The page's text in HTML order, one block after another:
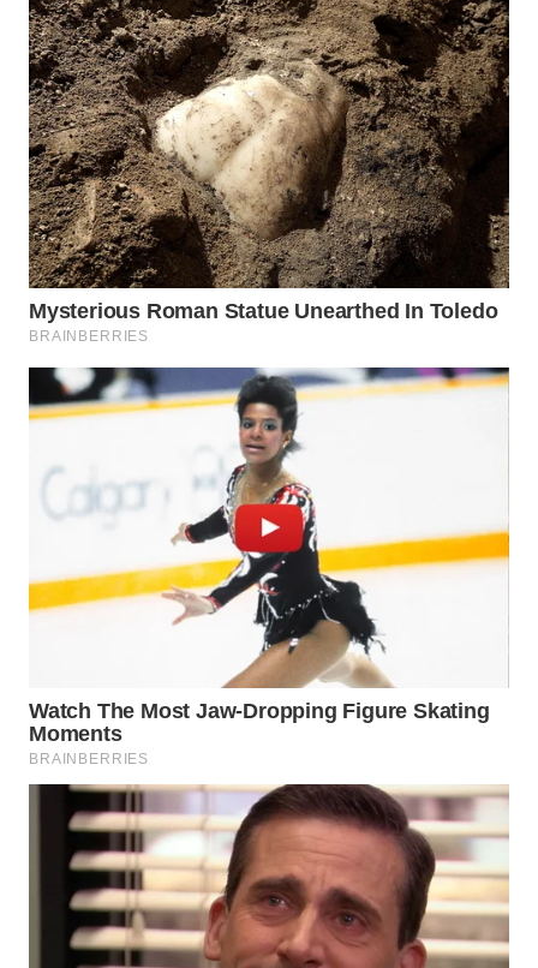
WAHANA
NEWS
WAHANA
TANI
WAHANA
ADVOKAT
INFRASTRUKTUR
WAHANA
KONSUMEN
WAHANA
TRAVEL
WAHANANEWS
ID
WAHANANEWS
CO ID
WAHANANEWS
NET